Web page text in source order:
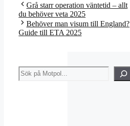
Grå starr operation väntetid – allt
du behöver veta 2025
Behöver man visum till England?
Guide till ETA 2025
Sök